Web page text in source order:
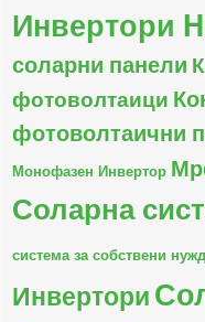
Инвертори
соларни панели
фотоволтаици
фотоволтаични
Монофазен Инвертор
Соларна
система за собствени
Инвертори